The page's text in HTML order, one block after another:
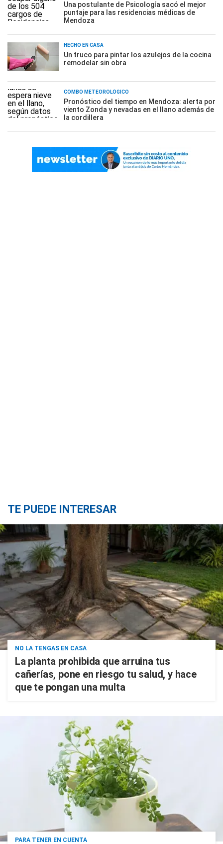
Una postulante de Psicología sacó el mejor
puntaje para las residencias médicas de
Mendoza
HECHO EN CASA
Un truco para pintar los azulejos de la cocina
remodelar sin obra
COMBO METEOROLÓGICO
Pronóstico del tiempo en Mendoza: alerta por
viento Zonda y nevadas en el llano además de
la cordillera
TE PUEDE INTERESAR
NO LA TENGAS EN CASA
La planta prohibida que arruina tus
cañerías, pone en riesgo tu salud, y hace
que te pongan una multa
PARA TENER EN CUENTA